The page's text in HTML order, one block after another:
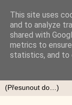
This site uses
and to analyze
shared with
metrics to
statistics, and to